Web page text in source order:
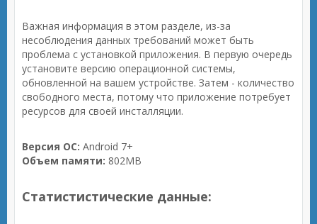
Важная информация в этом разделе, из-за
несоблюдения данных требований может быть
проблема с установкой приложения. В первую очередь
установите версию операционной системы,
обновленной на вашем устройстве. Затем - количество
свободного места, потому что приложение потребует
ресурсов для своей инсталляции.
Версия ОС: Android 7+
Объем памяти: 802MB
Статистистические данные: